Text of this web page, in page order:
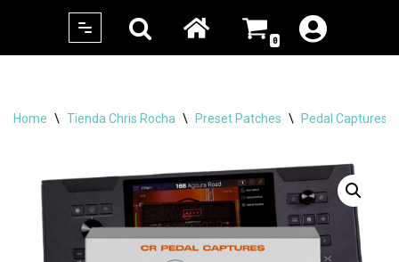
0
Home \ Tienda Chris Rocha \ Preset Patches \ Pedal Captures